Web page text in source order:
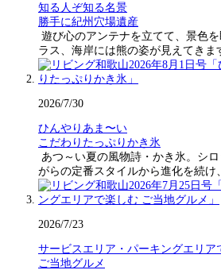
知る人ぞ知る名景
勝手に紀州穴場遺産
遊び心のアンテナを立てて、景色
ラス、海岸には熊の姿が見えてきま
2026/7/30
ひんやりあま〜い
こだわりたっぷりかき氷
あつ～い夏の風物詩・かき氷。シ
がらの定番スタイルから進化を続け
2026/7/23
サービスエリア・パーキングエリア
ご当地グルメ